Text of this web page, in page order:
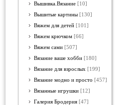
Вышивка.Вязание [10]
Вышитые картины [130]
Вяжем для детей [101]
Вяжем крючком [66]
Вяжем сами [507]
Вязание ваше хобби [180]
Вязание для взрослых [199]
Вязание модно и просто [457]
Вязанные игрушки [12]
Галерия Бродерия [47]